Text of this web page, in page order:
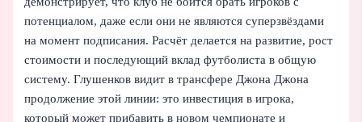
потенциалом, даже если они не являются суперзвёздами
на момент подписания. Расчёт делается на развитие, рост
стоимости и последующий вклад футболиста в общую
систему. Глушенков видит в трансфере Джона Джона
продолжение этой линии: это инвестиция в игрока,
который может прибавить в новом чемпионате и